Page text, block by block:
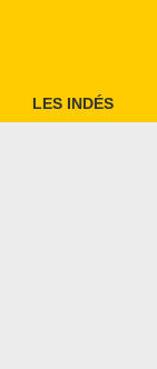
LES INDÉS